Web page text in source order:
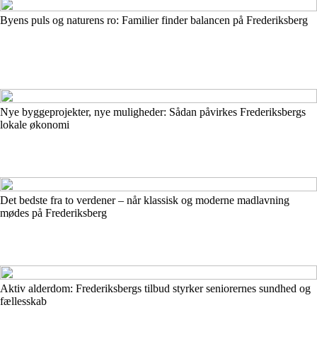
Byens puls og naturens ro: Familier finder balancen på Frederiksberg
Nye byggeprojekter, nye muligheder: Sådan påvirkes Frederiksbergs
lokale økonomi
Det bedste fra to verdener – når klassisk og moderne madlavning
mødes på Frederiksberg
Aktiv alderdom: Frederiksbergs tilbud styrker seniorernes sundhed og
fællesskab